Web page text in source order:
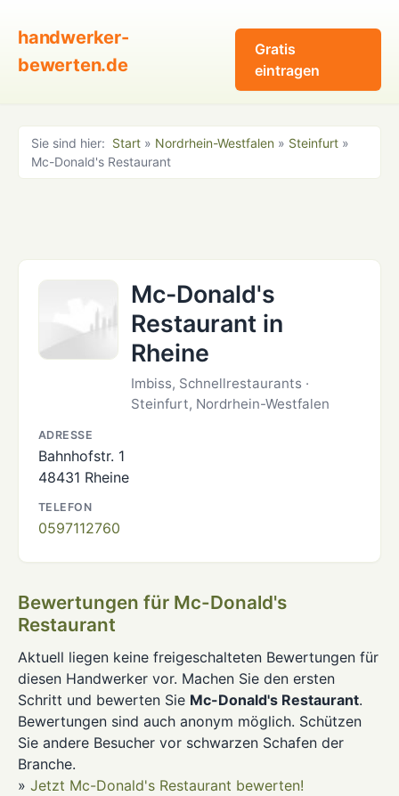
handwerker-
bewerten.de
Gratis
eintragen
Sie sind hier: Start » Nordrhein-Westfalen » Steinfurt »
Mc-Donald's Restaurant
Mc-Donald's
Restaurant in
Rheine
Imbiss, Schnellrestaurants ·
Steinfurt, Nordrhein-Westfalen
ADRESSE
Bahnhofstr. 1
48431 Rheine
TELEFON
0597112760
Bewertungen für Mc-Donald's
Restaurant
Aktuell liegen keine freigeschalteten Bewertungen für
diesen Handwerker vor. Machen Sie den ersten
Schritt und bewerten Sie Mc-Donald's Restaurant.
Bewertungen sind auch anonym möglich. Schützen
Sie andere Besucher vor schwarzen Schafen der
Branche.
» Jetzt Mc-Donald's Restaurant bewerten!